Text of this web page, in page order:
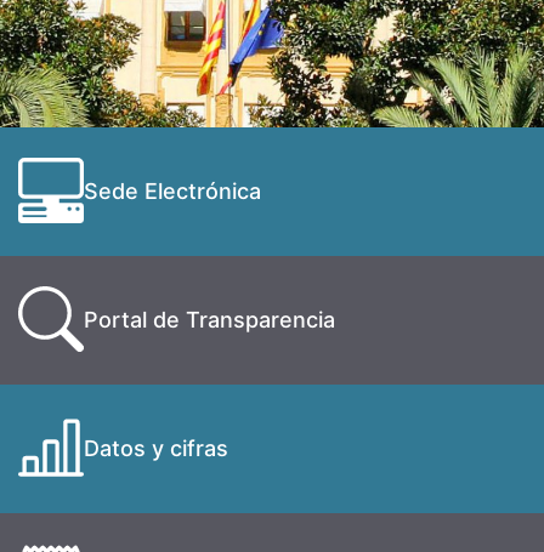
Sede Electrónica
Portal de Transparencia
Datos y cifras